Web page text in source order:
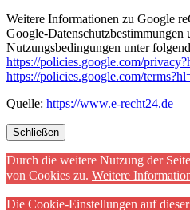
Weitere Informationen zu Google
Google-Datenschutzbestimmungen
Nutzungsbedingungen unter
https://policies.google.com/
https://policies.google.com/
Quelle: https://www.e-recht24.de
Schließen
Durch die weitere Nutzung der
von Cookies zu. Weitere
Die Cookie-Einstellungen auf